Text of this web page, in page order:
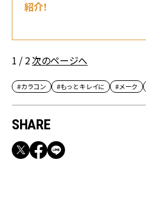
紹介！
1 / 2次のページへ
#カラコン #もっとキレイに #メーク
SHARE